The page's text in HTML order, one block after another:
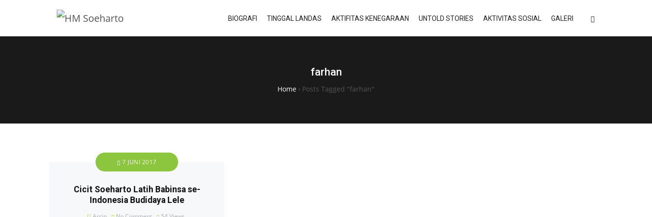
BIOGRAFI TINGGAL LANDAS AKTIFITAS KENEGARAAN UNTOLD STORIES AKTIVITAS SOSIAL GALERI
farhan
Home › Posts Tagged "farhan"
7 JUNI 2017
Cicit Soeharto Latih Babinsa se-
Indonesia Budidaya Lele